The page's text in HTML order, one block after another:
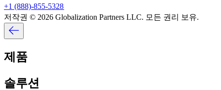
+1 (888)-855-5328​​
저작권 © 2026 Globalization Partners LLC. 모든 권리 보유.​​
제품​​
솔루션​​